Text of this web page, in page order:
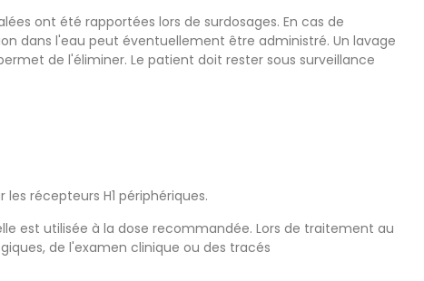
ont été rapportées lors de surdosages. En cas de
dans l'eau peut éventuellement être administré. Un lavage
de l'éliminer. Le patient doit rester sous surveillance
les récepteurs H1 périphériques.
est utilisée à la dose recommandée. Lors de traitement au
de l'examen clinique ou des tracés